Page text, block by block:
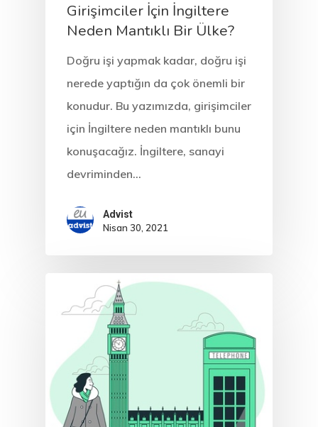
Girişimciler İçin İngiltere
Neden Mantıklı Bir Ülke?
Doğru işi yapmak kadar, doğru işi
nerede yaptığın da çok önemli bir
konudur. Bu yazımızda, girişimciler
için İngiltere neden mantıklı bunu
konuşacağız. İngiltere, sanayi
devriminden…
Advist
Nisan 30, 2021